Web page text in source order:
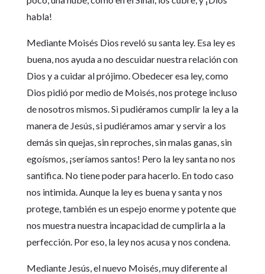
habla!
Mediante Moisés Dios reveló su santa ley. Esa ley es
buena, nos ayuda a no descuidar nuestra relación con
Dios y a cuidar al prójimo. Obedecer esa ley, como
Dios pidió por medio de Moisés, nos protege incluso
de nosotros mismos. Si pudiéramos cumplir la ley a la
manera de Jesús, si pudiéramos amar y servir a los
demás sin quejas, sin reproches, sin malas ganas, sin
egoísmos, ¡seríamos santos! Pero la ley santa no nos
santifica. No tiene poder para hacerlo. En todo caso
nos intimida. Aunque la ley es buena y santa y nos
protege, también es un espejo enorme y potente que
nos muestra nuestra incapacidad de cumplirla a la
perfección. Por eso, la ley nos acusa y nos condena.
Mediante Jesús, el nuevo Moisés, muy diferente al